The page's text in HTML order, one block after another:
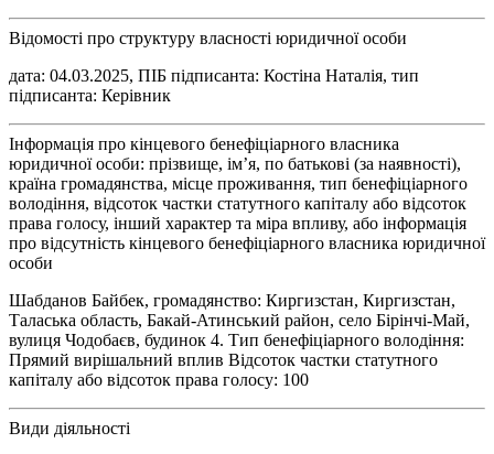
Відомості про структуру власності юридичної особи
дата: 04.03.2025, ПІБ підписанта: Костіна Наталія, тип
підписанта: Керівник
Інформація про кінцевого бенефіціарного власника
юридичної особи: прізвище, ім’я, по батькові (за наявності),
країна громадянства, місце проживання, тип бенефіціарного
володіння, відсоток частки статутного капіталу або відсоток
права голосу, інший характер та міра впливу, або інформація
про відсутність кінцевого бенефіціарного власника юридичної
особи
Шабданов Байбек, громадянство: Киргизстан, Киргизстан,
Таласька область, Бакай-Атинський район, село Бірінчі-Май,
вулиця Чодобаєв, будинок 4. Тип бенефіціарного володіння:
Прямий вирішальний вплив Відсоток частки статутного
капіталу або відсоток права голосу: 100
Види діяльності